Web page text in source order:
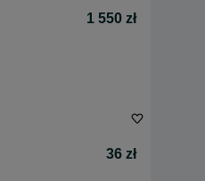
1 550 zł
36 zł